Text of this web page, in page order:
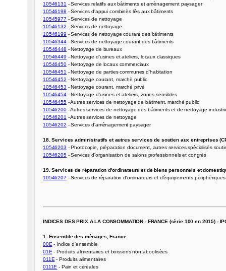
10546131
- Services relatifs aux bâtiments et amènagement paysager
10546198
10545977
10546132
10546199
10546344
10546448
- Nettoyage de bureaux
10546449
- Nettoyage d'usines et ateliers, locaux classiques
10546450
10546451
10546452
- Nettoyage courant, marchè public
10546453
10546454
- Nettoyage d'usines et ateliers, zones sensibles
10546455
- Autres services de nettoyage de bâtiment, marchè public
10546200
10546201
10546202 - Services d'amènagement paysager
18. Services administratifs et autres services de soutien aux entreprises
10546203
10546205 - Services d'organisation de salons professionnels et congrès
19. Services de rèparation d'ordinateurs et de biens personnels et
10546207 - Services de rèparation d'ordinateurs et d'èquipements pèriphèriques
INDICES DES PRIX A LA CONSOMMATION - FRANCE (sèrie 100 en 2015) -
1. Ensemble des mènages, France
00E
01E
011E
0111E
- Pain et cèrèales